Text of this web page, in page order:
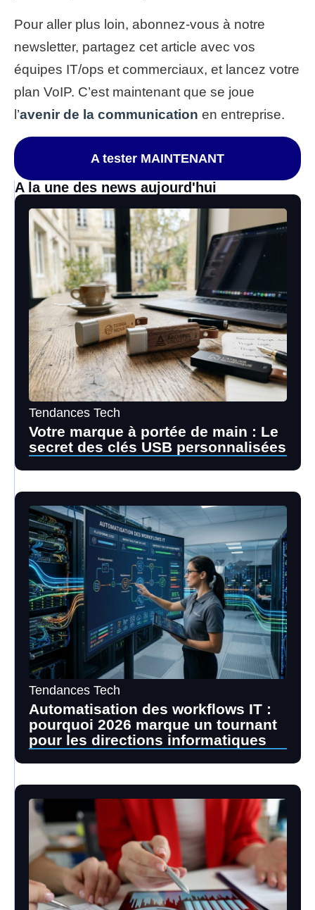
Pour aller plus loin, abonnez-vous à notre
newsletter, partagez cet article avec vos
équipes IT/ops et commerciaux, et lancez votre
plan VoIP. C’est maintenant que se joue
l’avenir de la communication en entreprise.
A tester MAINTENANT
A la une des news aujourd'hui
Tendances Tech
Votre marque à portée de main : Le
secret des clés USB personnalisées
Tendances Tech
Automatisation des workflows IT :
pourquoi 2026 marque un tournant
pour les directions informatiques